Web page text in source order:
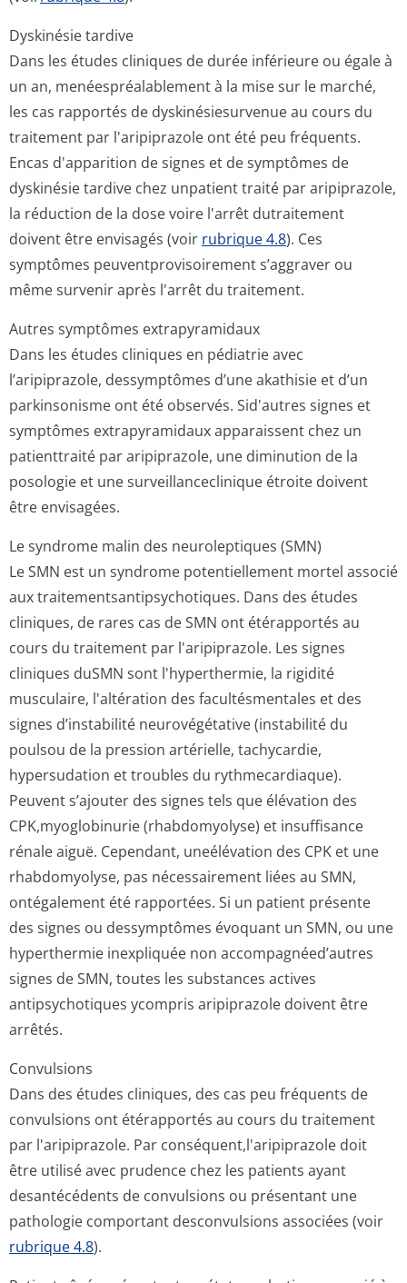
Dyskinésie tardive
Dans les études cliniques de durée inférieure ou égale à
un an, menéespréalablement à la mise sur le marché,
les cas rapportés de dyskinésiesurvenue au cours du
traitement par l'aripiprazole ont été peu fréquents.
Encas d'apparition de signes et de symptômes de
dyskinésie tardive chez unpatient traité par aripiprazole,
la réduction de la dose voire l'arrêt dutraitement
doivent être envisagés (voir rubrique 4.8). Ces
symptômes peuventproviso­irement s’aggraver ou
même survenir après l'arrêt du traitement.
Autres symptômes extrapyramidaux
Dans les études cliniques en pédiatrie avec
l’aripiprazole, dessymptômes d’une akathisie et d’un
parkinsonisme ont été observés. Sid'autres signes et
symptômes extrapyramidaux apparaissent chez un
patienttraité par aripiprazole, une diminution de la
posologie et une surveillancecli­nique étroite doivent
être envisagées.
Le syndrome malin des neuroleptiques (SMN)
Le SMN est un syndrome potentiellement mortel associé
aux traitementsan­tipsychotiques. Dans des études
cliniques, de rares cas de SMN ont étérapportés au
cours du traitement par l'aripiprazole. Les signes
cliniques duSMN sont l'hyperthermie, la rigidité
musculaire, l'altération des facultésmentales et des
signes d’instabilité neurovégétative (instabilité du
poulsou de la pression artérielle, tachycardie,
hypersudation et troubles du rythmecardiaque).
Peuvent s’ajouter des signes tels que élévation des
CPK,myoglobinurie (rhabdomyolyse) et insuffisance
rénale aiguë. Cependant, uneélévation des CPK et une
rhabdomyolyse, pas nécessairement liées au SMN,
ontégalement été rapportées. Si un patient présente
des signes ou dessymptômes évoquant un SMN, ou une
hyperthermie inexpliquée non accompagnéed’autres
signes de SMN, toutes les substances actives
antipsychotiques ycompris aripiprazole doivent être
arrêtés.
Convulsions
Dans des études cliniques, des cas peu fréquents de
convulsions ont étérapportés au cours du traitement
par l'aripiprazole. Par conséquent,l'a­ripiprazole doit
être utilisé avec prudence chez les patients ayant
desantécédents de convulsions ou présentant une
pathologie comportant desconvulsions associées (voir
rubrique 4.8).